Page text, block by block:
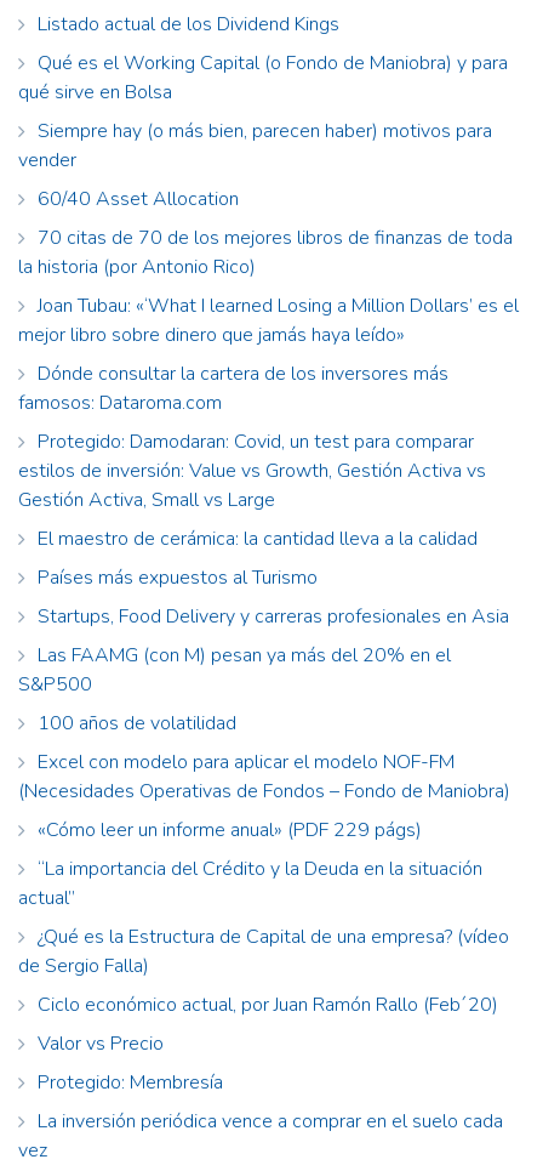
Listado actual de los Dividend Kings
Qué es el Working Capital (o Fondo de Maniobra) y para
qué sirve en Bolsa
Siempre hay (o más bien, parecen haber) motivos para
vender
60/40 Asset Allocation
70 citas de 70 de los mejores libros de finanzas de toda
la historia (por Antonio Rico)
Joan Tubau: «‘What I learned Losing a Million Dollars’ es el
mejor libro sobre dinero que jamás haya leído»
Dónde consultar la cartera de los inversores más
famosos: Dataroma.com
Protegido: Damodaran: Covid, un test para comparar
estilos de inversión: Value vs Growth, Gestión Activa vs
Gestión Activa, Small vs Large
El maestro de cerámica: la cantidad lleva a la calidad
Países más expuestos al Turismo
Startups, Food Delivery y carreras profesionales en Asia
Las FAAMG (con M) pesan ya más del 20% en el
S&P500
100 años de volatilidad
Excel con modelo para aplicar el modelo NOF-FM
(Necesidades Operativas de Fondos – Fondo de Maniobra)
«Cómo leer un informe anual» (PDF 229 págs)
“La importancia del Crédito y la Deuda en la situación
actual”
¿Qué es la Estructura de Capital de una empresa? (vídeo
de Sergio Falla)
Ciclo económico actual, por Juan Ramón Rallo (Feb´20)
Valor vs Precio
Protegido: Membresía
La inversión periódica vence a comprar en el suelo cada
vez